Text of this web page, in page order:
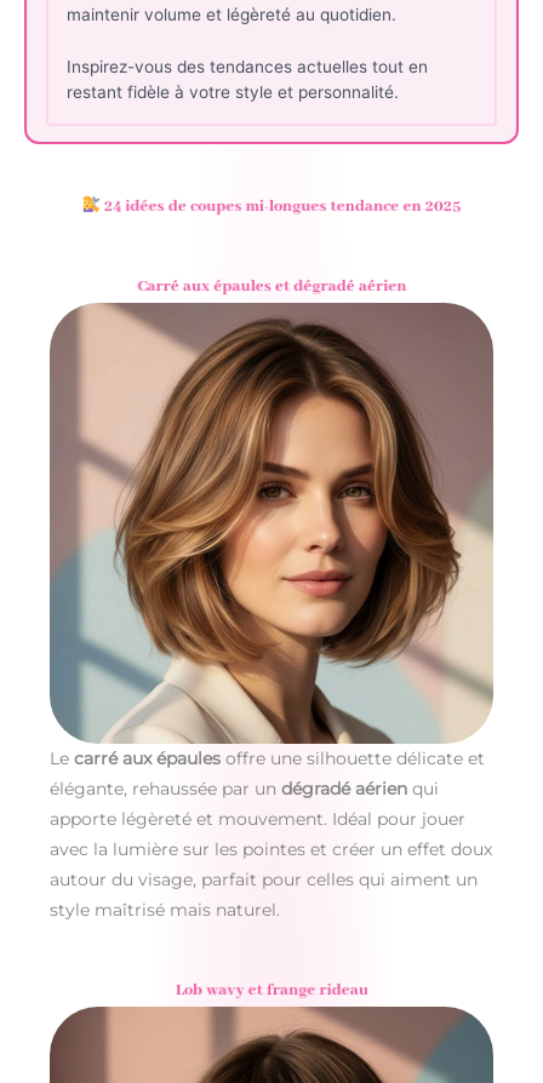
maintenir volume et légèreté au quotidien.
Inspirez-vous des tendances actuelles tout en
restant fidèle à votre style et personnalité.
24 idées de coupes mi-longues tendance en 2025
Carré aux épaules et dégradé aérien
Le carré aux épaulesoffre une silhouette délicate et
élégante, rehaussée par un dégradé aérienqui
apporte légèreté et mouvement. Idéal pour jouer
avec la lumière sur les pointes et créer un effet doux
autour du visage, parfait pour celles qui aiment un
style maîtrisé mais naturel.
Lob wavy et frange rideau